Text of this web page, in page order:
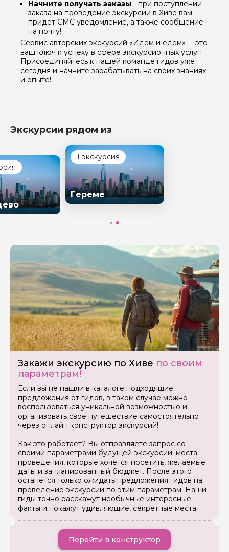
Начните получать заказы - при поступлении
заказа на проведение экскурсии в Хиве вам
придет СМС уведомление, а также сообщение
на почту!
Сервис авторских экскурсий «Идем и едем» – это
ваш ключ к успеху в сфере экскурсионных услуг!
Присоединяйтесь к нашей команде гидов уже
сегодня и начните зарабатывать на своих знаниях
и опыте!
Экскурсии рядом из
1 экскурсия
Гереме
Закажи экскурсию по Хиве по своим
параметрам!
Если вы не нашли в каталоге подходящие
предложения от гидов, в таком случае можно
воспользоваться уникальной возможностью и
организовать своё путешествие самостоятельно
через онлайн конструктор экскурсий!
Как это работает? Вы отправляете запрос со
своими параметрами будущей экскурсии: места
проведения, которые хочется посетить, желаемые
даты и запланированный бюджет. После этого
останется только ожидать предложения гидов на
проведение экскурсии по этим параметрам. Наши
гиды точно расскажут необычные интересные
факты и покажут удивляющие, секретные места.
Перейти в конструктор